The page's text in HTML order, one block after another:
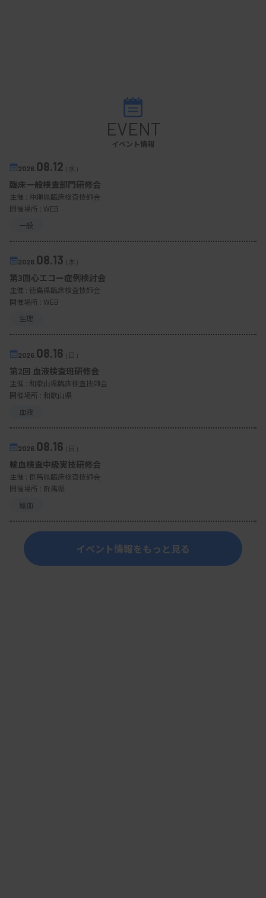
まずは目の前の業務に一生懸命取り組む中で、何か
楽しいと思えること、心を動かされることがあれば
ぜひ、行動してみてほしいです。それを見つけて掘
り下げていけば、新しい道が開けてきますし、自身
が成長できる機会にきっと巡り合えると思っていま
す。
EVENT
イベント情報
2026. 08.12（水）
臨床一般検査部門研修会
主催 : 沖縄県臨床検査技師会
開催場所 : WEB
一般
2026. 08.13（木）
第3回心エコー症例検討会
主催 : 徳島県臨床検査技師会
開催場所 : WEB
生理
2026. 08.16（日）
第2回 血液検査班研修会
主催 : 和歌山県臨床検査技師会
開催場所 : 和歌山県
血液
2026. 08.16（日）
輸血検査中級実技研修会
主催 : 群馬県臨床検査技師会
開催場所 : 群馬県
輸血
イベント情報をもっと見る